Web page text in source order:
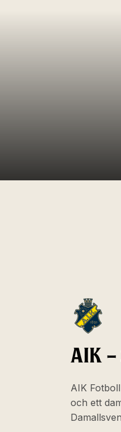
AIK –
AIK
och ett